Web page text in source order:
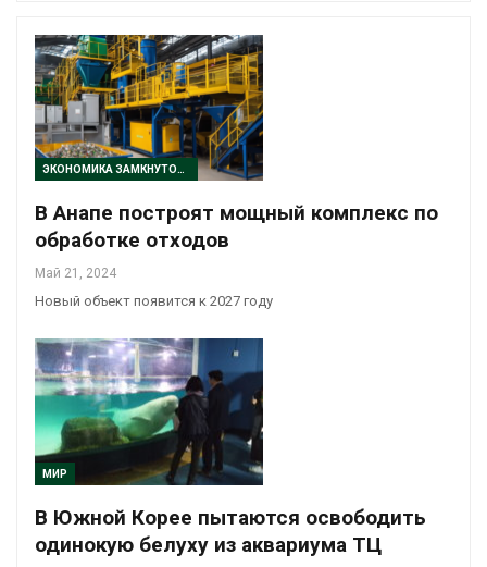
ЭКОНОМИКА ЗАМКНУТОГО ЦИКЛА
В Анапе построят мощный комплекс по
обработке отходов
Май 21, 2024
Новый объект появится к 2027 году
МИР
В Южной Корее пытаются освободить
одинокую белуху из аквариума ТЦ